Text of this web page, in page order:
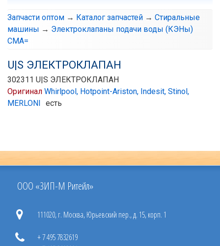
Запчасти оптом → Каталог запчастей → Стиральные
машины → Электроклапаны подачи воды (КЭНы)
СМА=
U|S ЭЛЕКТРОКЛАПАН
302311 U|S ЭЛЕКТРОКЛАПАН
Оригинал Whirlpool, Hotpoint-Ariston, Indesit, Stinol,
MERLONI есть
ООО «ЗИП-М Ритейл»
111020, г. Москва, Юрьевский пер., д. 15, корп. 1
+ 7 495 7832619